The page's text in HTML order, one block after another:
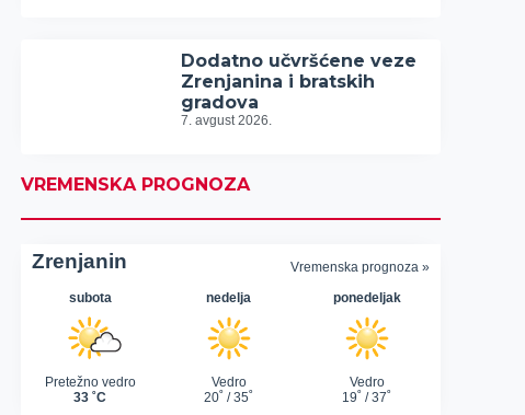
Dodatno učvršćene veze
Zrenjanina i bratskih
gradova
7. avgust 2026.
VREMENSKA PROGNOZA